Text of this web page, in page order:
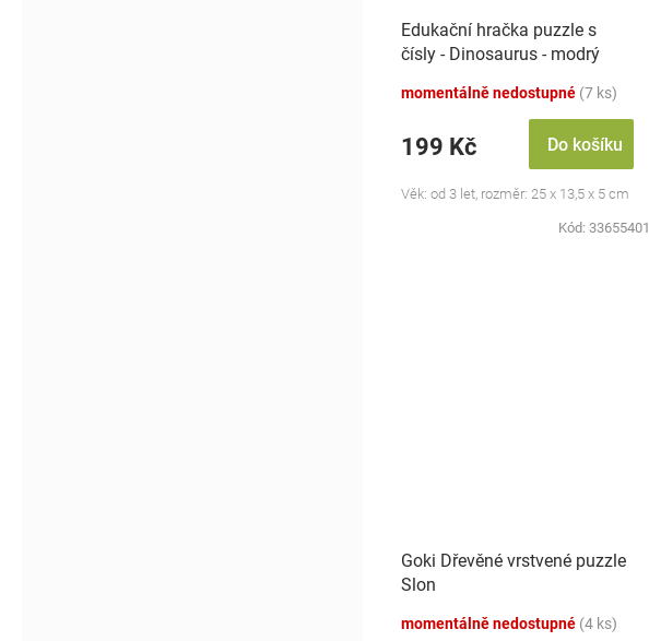
Edukační hračka puzzle s
čísly - Dinosaurus - modrý
momentálně nedostupné (7 ks)
199 Kč Do košíku
Věk: od 3 let, rozměr: 25 x 13,5 x 5 cm
Kód: 33655401
Goki Dřevěné vrstvené puzzle
Slon
momentálně nedostupné (4 ks)